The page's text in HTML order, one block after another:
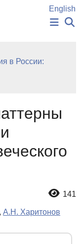
English
Вход
в России:
141
, А.Н. Харитонов